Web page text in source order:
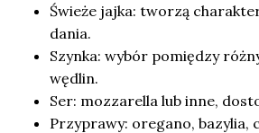
Świeże jajka: tworzą
dania.
Szynka: wybór pomiędzy
wędlin.
Ser: mozzarella lub inne,
Przyprawy: oregano, bazylia,